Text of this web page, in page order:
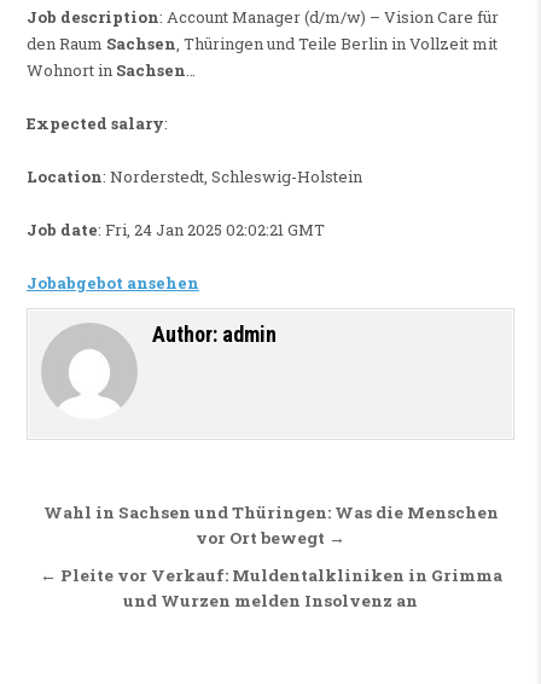
Job description: Account Manager (d/m/w) – Vision Care für
den Raum Sachsen, Thüringen und Teile Berlin in Vollzeit mit
Wohnort in Sachsen…
Expected salary:
Location: Norderstedt, Schleswig-Holstein
Job date: Fri, 24 Jan 2025 02:02:21 GMT
Jobabgebot ansehen
Author: admin
Beitragsnavigation
Wahl in Sachsen und Thüringen: Was die Menschen
vor Ort bewegt →
← Pleite vor Verkauf: Muldentalkliniken in Grimma
und Wurzen melden Insolvenz an